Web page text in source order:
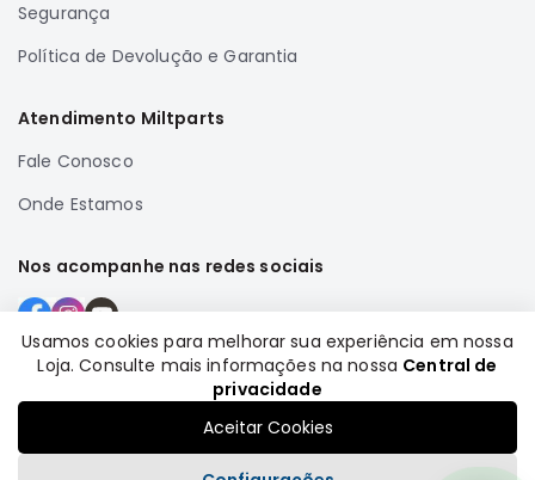
GL,
GLS
Airtrek
Segurança
Política de Devolução e Garantia
Atendimento Miltparts
Fale Conosco
Onde Estamos
Nos acompanhe nas redes sociais
Formas de pagamento
Usamos cookies para melhorar sua experiência em nossa
Loja. Consulte mais informações na nossa Central de
privacidade
Aceitar Cookies